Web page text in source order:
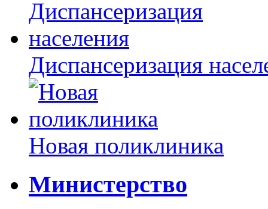
Диспансеризация
Новая поликлиника
Министерство